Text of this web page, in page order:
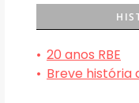
• 20 anos RBE
• Breve história